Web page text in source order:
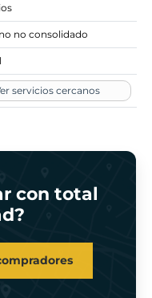
no consolidado
servicios cercanos
con total